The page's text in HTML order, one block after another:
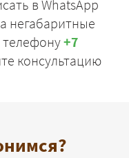
в WhatsApp
негабаритные
+7
консультацию